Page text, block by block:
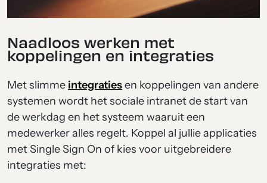
Naadloos werken met
koppelingen en integraties
Met slimme integratiesen koppelingen van andere
systemen wordt het sociale intranet de start van
de werkdag en het systeem waaruit een
medewerker alles regelt. Koppel al jullie applicaties
met Single Sign On of kies voor uitgebreidere
integraties met: